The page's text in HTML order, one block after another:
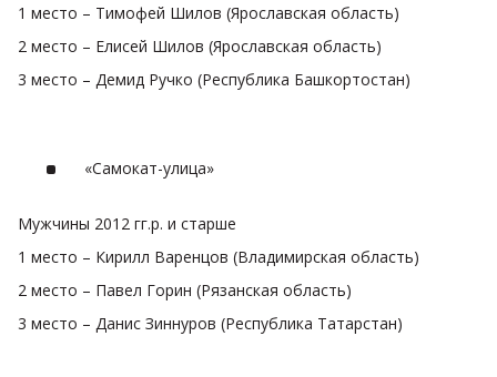
1 место – Тимофей Шилов (Ярославская область)
2 место – Елисей Шилов (Ярославская область)
3 место – Демид Ручко (Республика Башкортостан)
«Самокат-улица»
Мужчины 2012 гг.р. и старше
1 место – Кирилл Варенцов (Владимирская область)
2 место – Павел Горин (Рязанская область)
3 место – Данис Зиннуров (Республика Татарстан)